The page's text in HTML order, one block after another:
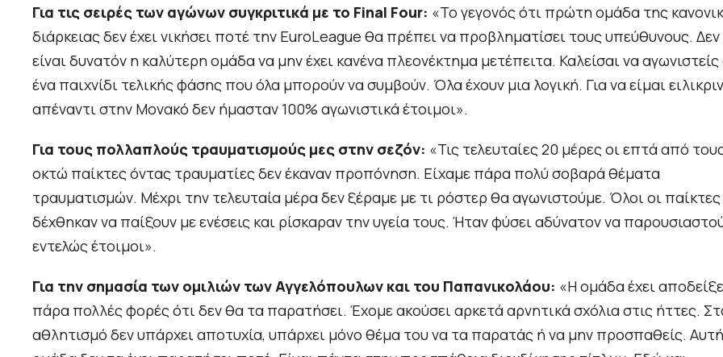
Για τις σειρές των αγώνων συγκριτικά με το Final Four: «Το γεγονός ότι πρώτη ομάδα της
διάρκειας δεν έχει νικήσει ποτέ την EuroLeague θα πρέπει να προβληματίσει τους υπεύθυνους. Δεν
είναι δυνατόν η καλύτερη ομάδα να μην έχει κανένα πλεονέκτημα μετέπειτα. Καλείσαι να αγωνιστείς
ένα παιχνίδι τελικής φάσης που όλα μπορούν να συμβούν. Όλα έχουν μια λογική. Για να είμαι
απέναντι στην Μονακό δεν ήμασταν 100% αγωνιστικά έτοιμοι».
Για τους πολλαπλούς τραυματισμούς μες στην σεζόν: «Τις τελευταίες 20 μέρες οι επτά από
οκτώ παίκτες όντας τραυματίες δεν έκαναν προπόνηση. Είχαμε πάρα πολύ σοβαρά θέματα
τραυματισμών. Μέχρι την τελευταία μέρα δεν ξέραμε με τι ρόστερ θα αγωνιστούμε. Όλοι οι παίκτες
δέχθηκαν να παίξουν με ενέσεις και ρίσκαραν την υγεία τους. Ήταν φύσει αδύνατον να
εντελώς έτοιμοι».
Για την σημασία των ομιλιών των Αγγελόπουλων και του Παπανικολάου: «Η ομάδα έχει
πάρα πολλές φορές ότι δεν θα τα παρατήσει. Έχομε ακούσει αρκετά αρνητικά σχόλια στις ήττες.
αθλητισμό δεν υπάρχει αποτυχία, υπάρχει μόνο θέμα του να τα παρατάς ή να μην προσπαθείς.